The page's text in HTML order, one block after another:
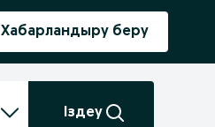
Хабарландыру беру
Іздеу